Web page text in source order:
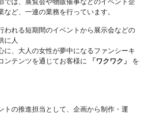
では、展覧会や物販催事などのイベント企
ど、一連の業務を行っています。
われる短期間のイベントから展示会などの
に人
に、大人の女性が夢中になるファンシーキ
ンテンツを通じてお客様に
「ワクワク」
を
トの推進担当として、企画から制作・運